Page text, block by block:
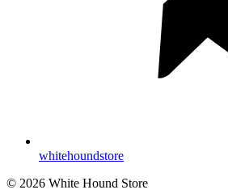
whitehoundstore
© 2026 White Hound Store